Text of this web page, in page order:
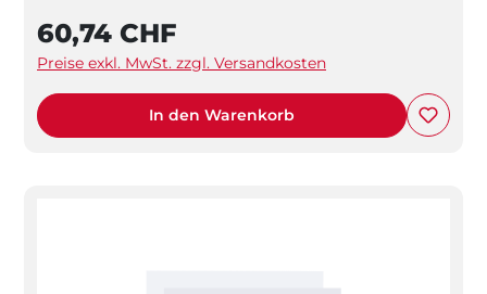
60,74 CHF
Preise exkl. MwSt. zzgl. Versandkosten
In den Warenkorb